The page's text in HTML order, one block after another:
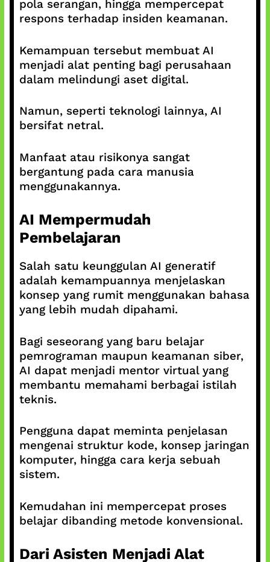
pola serangan, hingga mempercepat
respons terhadap insiden keamanan.
Kemampuan tersebut membuat AI
menjadi alat penting bagi perusahaan
dalam melindungi aset digital.
Namun, seperti teknologi lainnya, AI
bersifat netral.
Manfaat atau risikonya sangat
bergantung pada cara manusia
menggunakannya.
AI Mempermudah
Pembelajaran
Salah satu keunggulan AI generatif
adalah kemampuannya menjelaskan
konsep yang rumit menggunakan bahasa
yang lebih mudah dipahami.
Bagi seseorang yang baru belajar
pemrograman maupun keamanan siber,
AI dapat menjadi mentor virtual yang
membantu memahami berbagai istilah
teknis.
Pengguna dapat meminta penjelasan
mengenai struktur kode, konsep jaringan
komputer, hingga cara kerja sebuah
sistem.
Kemudahan ini mempercepat proses
belajar dibanding metode konvensional.
Dari Asisten Menjadi Alat